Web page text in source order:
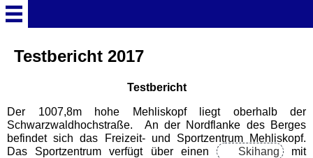
Startseite
Deutschland Überschrift
Freizeitparks
Testbericht 2017
Testbericht
Der 1007,8m hohe Mehliskopf liegt oberhalb der
Schwarzwaldhochstraße. An der Nordflanke des Berges
befindet sich das Freizeit- und Sportzentrum Mehliskopf.
Das Sportzentrum verfügt über einen
Skihang mit